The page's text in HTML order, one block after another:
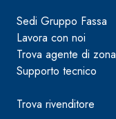
Sedi Gruppo Fassa
Lavora con noi
Trova agente di zona
Supporto tecnico
Trova rivenditore